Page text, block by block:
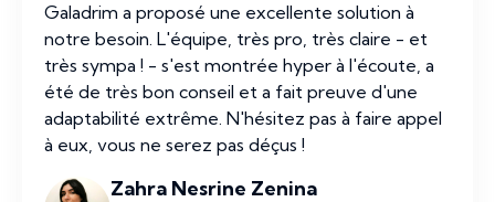
Galadrim a proposé une excellente solution à
notre besoin. L'équipe, très pro, très claire - et
très sympa ! - s'est montrée hyper à l'écoute, a
été de très bon conseil et a fait preuve d'une
adaptabilité extrême. N'hésitez pas à faire appel
à eux, vous ne serez pas déçus !
Zahra Nesrine Zenina